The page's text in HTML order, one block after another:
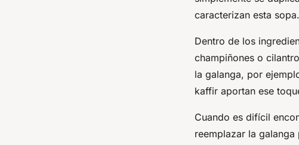
caracterizan esta sopa.
Dentro de los
champiñones o
la galanga, por
kaffir aportan ese
Cuando es difícil
reemplazar la